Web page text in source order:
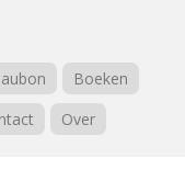
Boeken
Over